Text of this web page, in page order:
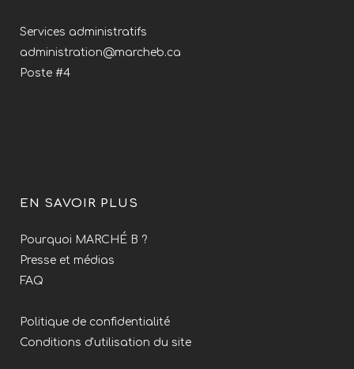
Services administratifs
administration@marcheb.ca
Poste #4
EN SAVOIR PLUS
Pourquoi MARCHÉ B ?
Presse et médias
FAQ
Politique de confidentialité
Conditions d'utilisation du site